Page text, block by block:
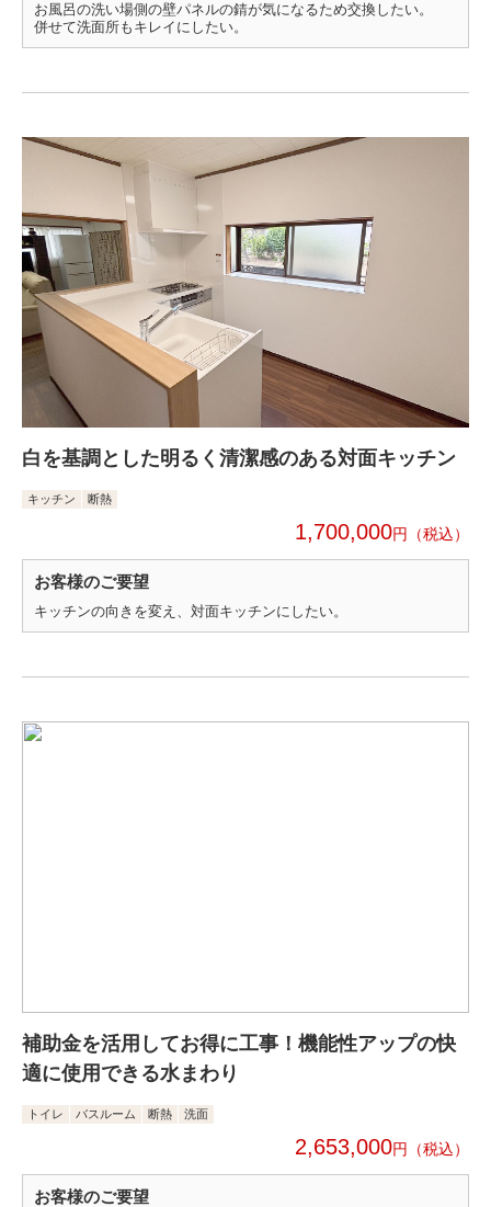
お風呂の洗い場側の壁パネルの錆が気になるため交換したい。
併せて洗面所もキレイにしたい。
白を基調とした明るく清潔感のある対面キッチン
キッチン 断熱
1,700,000円
お客様のご要望
キッチンの向きを変え、対面キッチンにしたい。
補助金を活用してお得に工事！機能性アップの快
適に使用できる水まわり
トイレ バスルーム 断熱 洗面
2,653,000円
お客様のご要望